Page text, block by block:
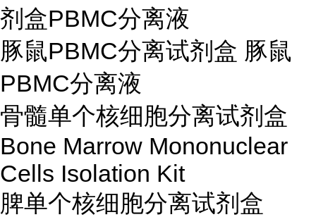
剂盒PBMC分离液
豚鼠PBMC分离试剂盒 豚鼠
PBMC分离液
骨髓单个核细胞分离试剂盒
Bone Marrow Mononuclear
Cells Isolation Kit
脾单个核细胞分离试剂盒